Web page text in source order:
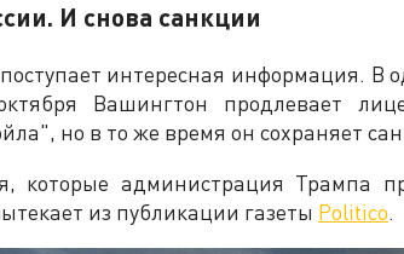
И снова санкции
интересная информация. В
Вашингтон продлевает
но в то же время он сохраняет
которые администрация Трампа
из публикации газеты Politico.